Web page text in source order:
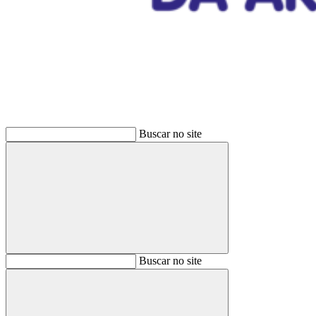
Buscar no site
BuscarBuscar no site